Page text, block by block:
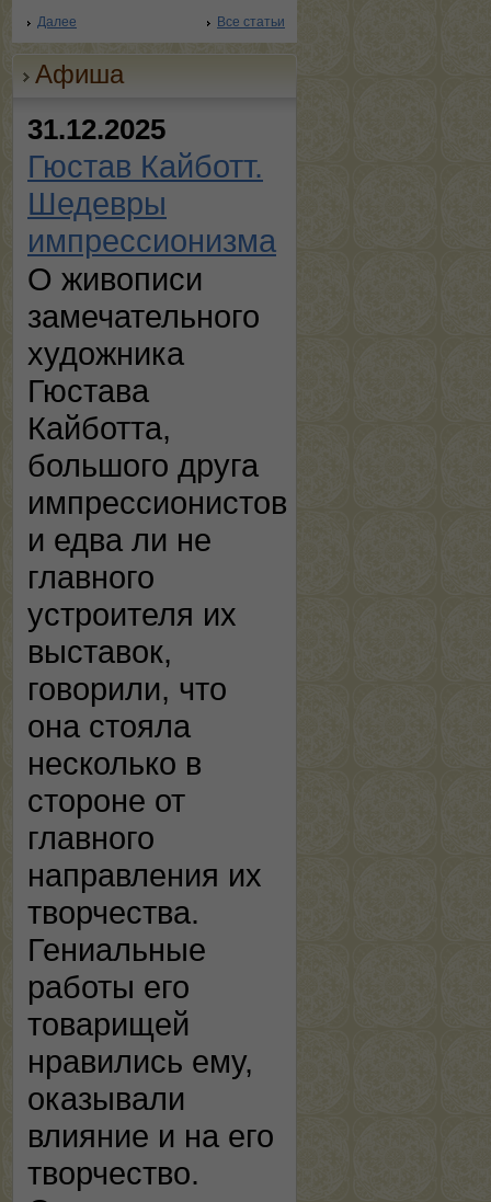
Далее Все статьи
Афиша
31.12.2025
Гюстав Кайботт.
Шедевры
импрессионизма
О живописи
замечательного
художника
Гюстава
Кайботта,
большого друга
импрессионистов
и едва ли не
главного
устроителя их
выставок,
говорили, что
она стояла
несколько в
стороне от
главного
направления их
творчества.
Гениальные
работы его
товарищей
нравились ему,
оказывали
влияние и на его
творчество.